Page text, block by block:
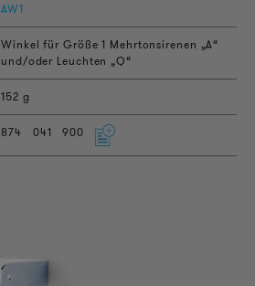
AW1
Winkel für Größe 1 Mehrtonsirenen „A“
und/oder Leuchten „Q“
152 g
874 041 900